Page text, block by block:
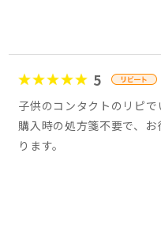
5
子供のコンタクトのリピで
購入時の処方箋不要で、
ります。